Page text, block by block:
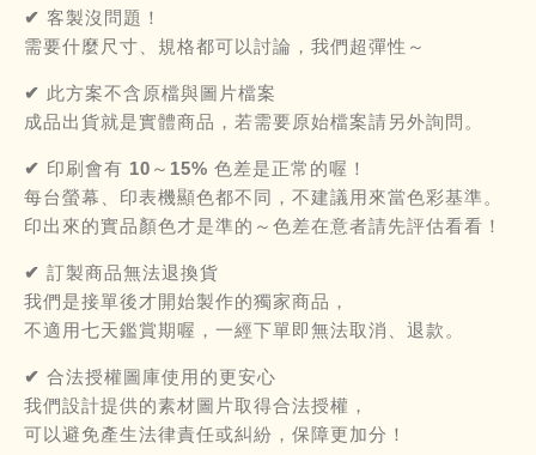
✔ 客製沒問題！
需要什麼尺寸、規格都可以討論，我們超彈性～
✔ 此方案不含原檔與圖片檔案
成品出貨就是實體商品，若需要原始檔案請另外詢問。
✔ 印刷會有 10～15% 色差是正常的喔！
每台螢幕、印表機顯色都不同，不建議用來當色彩基準。
印出來的實品顏色才是準的～色差在意者請先評估看看！
✔ 訂製商品無法退換貨
我們是接單後才開始製作的獨家商品，
不適用七天鑑賞期喔，一經下單即無法取消、退款。
✔ 合法授權圖庫使用的更安心
我們設計提供的素材圖片取得合法授權，
可以避免產生法律責任或糾紛，保障更加分！